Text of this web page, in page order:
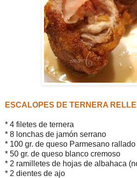
ESCALOPES DE TERNERA
* 4 filetes de ternera
* 8 lonchas de jamón serrano
* 100 gr. de queso Parmesano rallado
* 50 gr. de queso blanco cremoso
* 2 ramilletes de hojas de albahaca
* 2 dientes de ajo